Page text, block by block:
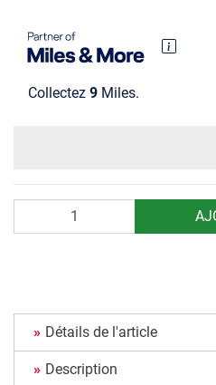
Collectez 9 Miles.
Détails de l'article
Description